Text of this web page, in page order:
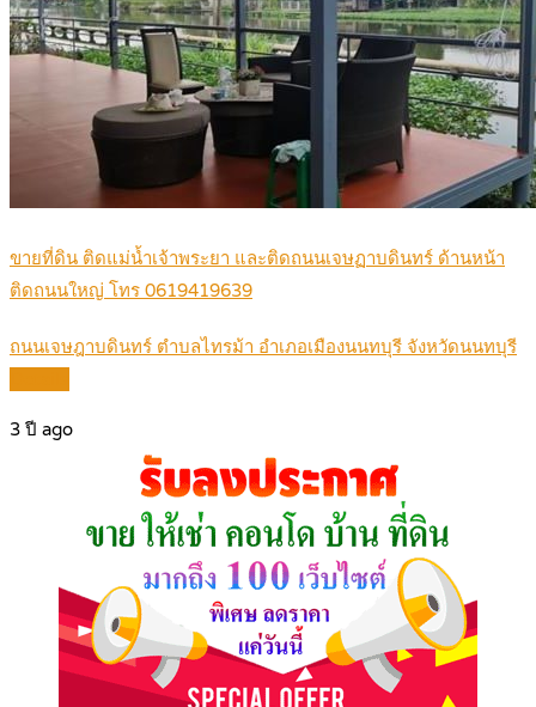
ขายที่ดิน ติดแม่น้ำเจ้าพระยา และติดถนนเจษฏาบดินทร์ ด้านหน้า
ติดถนนใหญ่ โทร 0619419639
ถนนเจษฎาบดินทร์ ตำบลไทรม้า อำเภอเมืองนนทบุรี จังหวัดนนทบุรี
3 ปี ago